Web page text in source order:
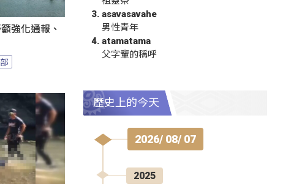
強化通報、
asavasavahe
男性青年
atamatama
父字輩的稱呼
歷史上的今天
2026/ 08/ 07
2025